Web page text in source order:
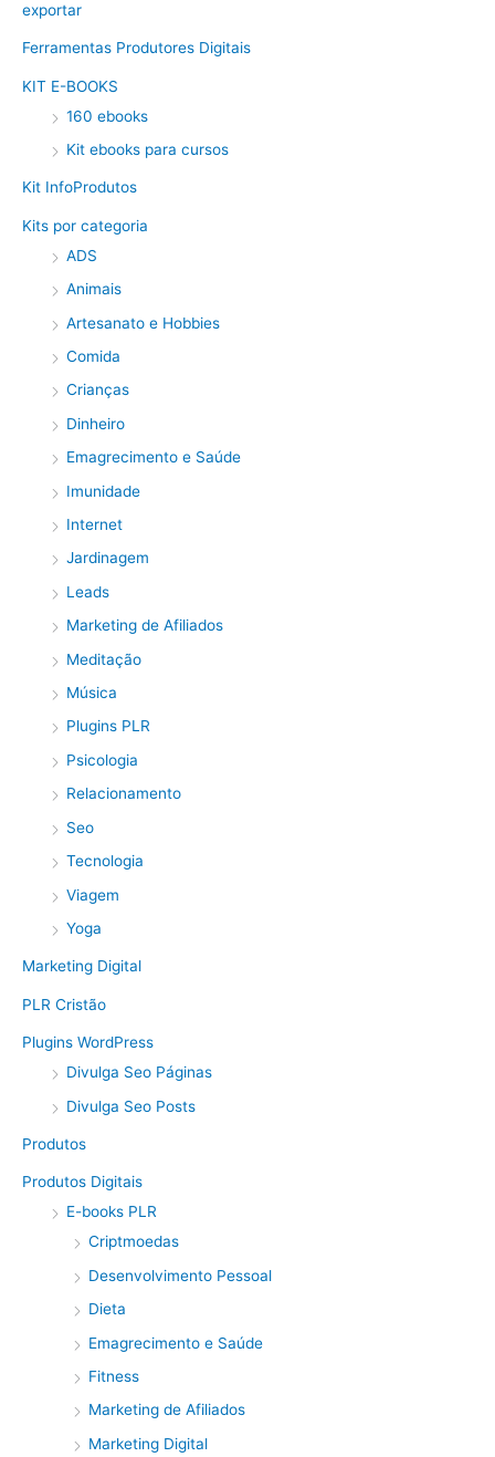
exportar
Ferramentas Produtores Digitais
KIT E-BOOKS
160 ebooks
Kit ebooks para cursos
Kit InfoProdutos
Kits por categoria
ADS
Animais
Artesanato e Hobbies
Comida
Crianças
Dinheiro
Emagrecimento e Saúde
Imunidade
Internet
Jardinagem
Leads
Marketing de Afiliados
Meditação
Música
Plugins PLR
Psicologia
Relacionamento
Seo
Tecnologia
Viagem
Yoga
Marketing Digital
PLR Cristão
Plugins WordPress
Divulga Seo Páginas
Divulga Seo Posts
Produtos
Produtos Digitais
E-books PLR
Criptmoedas
Desenvolvimento Pessoal
Dieta
Emagrecimento e Saúde
Fitness
Marketing de Afiliados
Marketing Digital